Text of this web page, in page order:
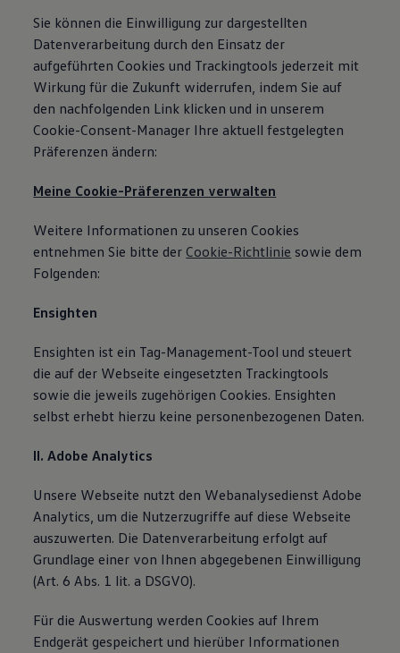
Sie können die Einwilligung zur dargestellten
Datenverarbeitung durch den Einsatz der
aufgeführten Cookies und Trackingtools jederzeit mit
Wirkung für die Zukunft widerrufen, indem Sie auf
den nachfolgenden Link klicken und in unserem
Cookie-Consent-Manager Ihre aktuell festgelegten
Präferenzen ändern:
Meine Cookie-Präferenzen verwalten
Weitere Informationen zu unseren Cookies
entnehmen Sie bitte derCookie-Richtlinie sowie dem
Folgenden:
Ensighten
Ensighten ist ein Tag-Management-Tool und steuert
die auf der Webseite eingesetzten Trackingtools
sowie die jeweils zugehörigen Cookies. Ensighten
selbst erhebt hierzu keine personenbezogenen Daten.
II. Adobe Analytics
Unsere Webseite nutzt den Webanalysedienst Adobe
Analytics, um die Nutzerzugriffe auf diese Webseite
auszuwerten. Die Datenverarbeitung erfolgt auf
Grundlage einer von Ihnen abgegebenen Einwilligung
(Art. 6 Abs. 1 lit. a DSGVO).
Für die Auswertung werden Cookies auf Ihrem
Endgerät gespeichert und hierüber Informationen